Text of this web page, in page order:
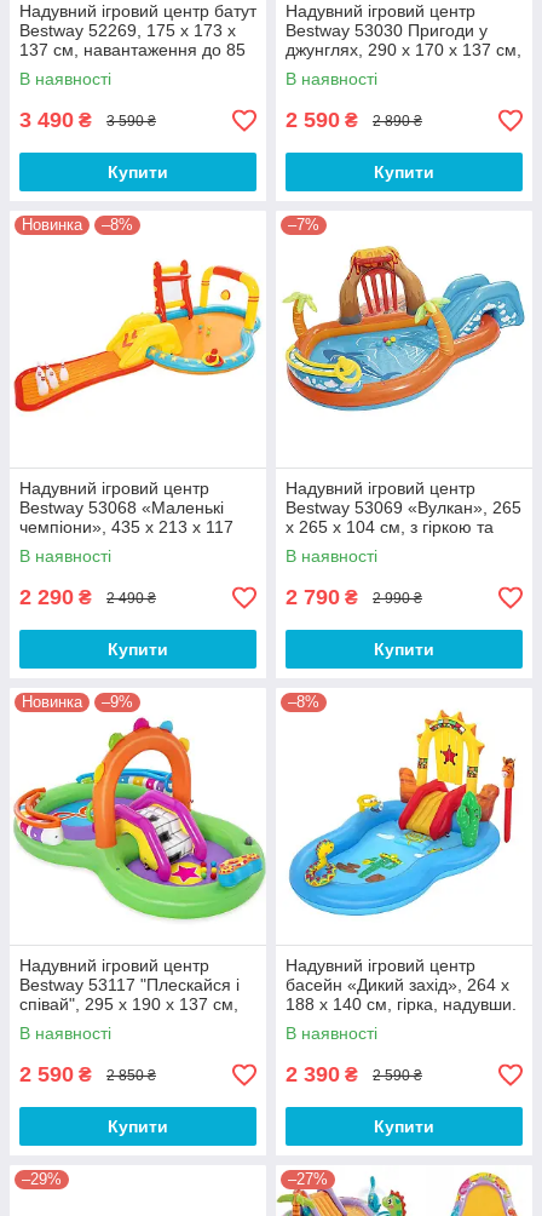
Надувний ігровий центр батут
Bestway 52269, 175 х 173 х
137 см, навантаження до 85
кг, надувне дно
В наявності
3 490 ₴ 3 590 ₴
Купити
Надувний ігровий центр
Bestway 53030 Пригоди у
джунглях, 290 х 170 х 137 см,
В наявності
2 590 ₴ 2 890 ₴
Купити
Новинка –8%
Надувний ігровий центр
Bestway 53068 «Маленькі
чемпіони», 435 х 213 x 117
см, з іграшками та кульками
В наявності
2 290 ₴ 2 490 ₴
Купити
–7%
Надувний ігровий центр
Bestway 53069 «Вулкан», 265
х 265 x 104 см, з гіркою та
кульками
В наявності
2 790 ₴ 2 990 ₴
Купити
Новинка –9%
Надувний ігровий центр
Bestway 53117 "Плескайся і
співай", 295 x 190 x 137 см,
гірка, фонтан, мікрофон
В наявності
2 590 ₴ 2 850 ₴
Купити
–8%
Надувний ігровий центр
басейн «Дикий захід», 264 х
188 х 140 см, гірка, надувши.
іграшки, 278 л
В наявності
2 390 ₴ 2 590 ₴
Купити
–29% –27%